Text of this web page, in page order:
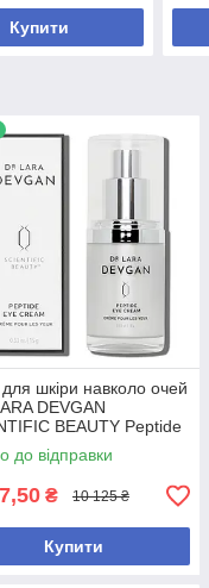
Купити
шкіри навколо очей
DEVGAN
BEAUTY Peptide
15g – для
та зменшення
до відправки
₴ 10 125 ₴
Купити